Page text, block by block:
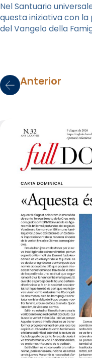
Nel Santuario
questa iniziativa con
del Vangelo della
Anterior